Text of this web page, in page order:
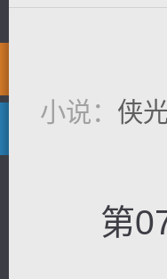
小说： 侠
第079